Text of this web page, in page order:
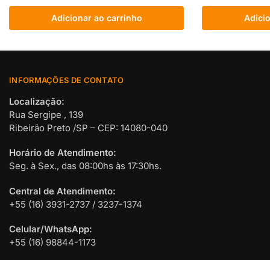
Adicionar ao carrinho
INFORMAÇÕES DE CONTATO
Localização:
Rua Sergipe , 139
Ribeirão Preto /SP – CEP: 14080-040
Horário de Atendimento:
Seg. à Sex., das 08:00hs às 17:30hs.
Central de Atendimento:
+55 (16) 3931-2737 / 3237-1374
Celular/WhatsApp:
+55 (16) 98844-1173